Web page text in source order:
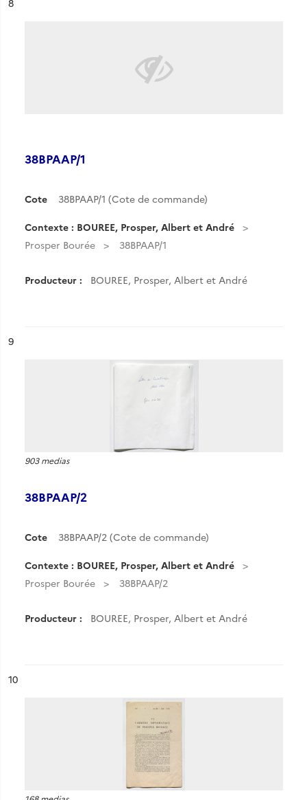
8
38BPAAP/1
Cote 38BPAAP/1 (Cote de commande)
Contexte : BOUREE, Prosper, Albert et André
Prosper Bourée
38BPAAP/1
Producteur : BOUREE, Prosper, Albert et André
n°
9
903 medias
38BPAAP/2
Cote 38BPAAP/2 (Cote de commande)
Contexte : BOUREE, Prosper, Albert et André
Prosper Bourée
38BPAAP/2
Producteur : BOUREE, Prosper, Albert et André
n°
10